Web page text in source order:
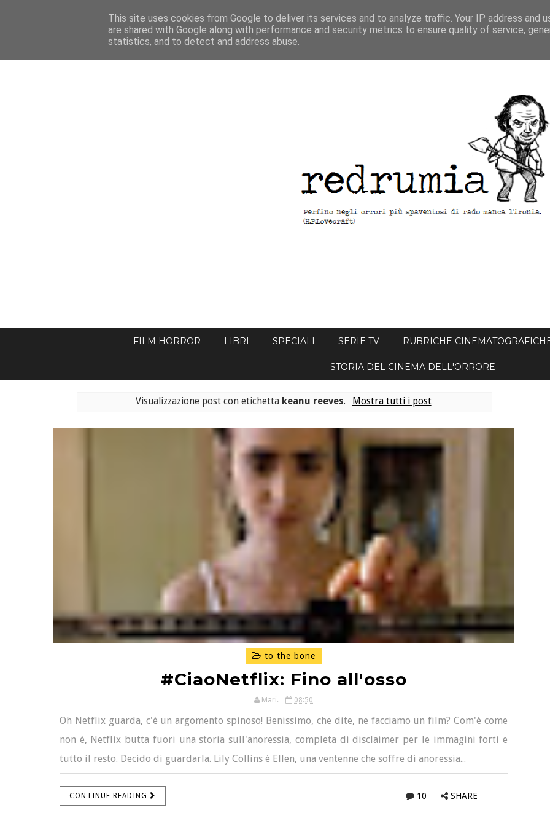
FILM HORROR LIBRI SPECIALI SERIE TV RUBRICHE
STORIA DEL CINEMA DELL'ORRORE
Visualizzazione post con etichetta keanu reeves. Mostra tutti i post
to the bone
#CiaoNetflix: Fino all'osso
Mari. 08:50
Oh Netflix guarda, c'è un argomento spinoso! Benissimo, che dite, ne facciamo un film? Com'è come
non è, Netflix butta fuori una storia sull'anoressia, completa di disclaimer per le immagini forti e
tutto il resto. Decido di guardarla. Lily Collins è Ellen, una ventenne che soffre di anoressia...
CONTINUE READING 10 SHARE
This site uses cookies from Google to deliver its services and to analyze traffic. Your IP address and
are shared with Google along with performance and security metrics to ensure quality of service,
statistics, and to detect and address abuse.